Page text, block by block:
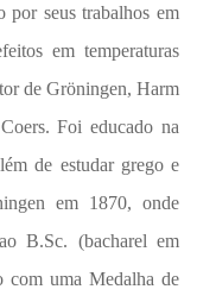
por seus trabalhos em
em temperaturas
de Gröningen, Harm
Foi educado na
de estudar grego e
em 1870, onde
B.Sc. (bacharel em
com uma Medalha de